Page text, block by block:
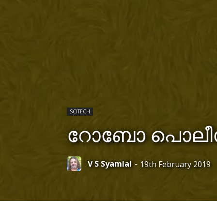
SCITECH
റോബോ
V S Syamlal - 19th February 2019